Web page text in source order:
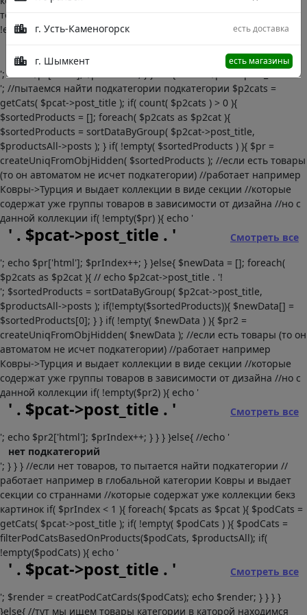
г. Усть-Каменогорск есть доставка
г. Шымкент есть магазины
товаров в зависимости от дизайна //но с данной коллекции if(
!empty($pr) ){ echo '
'; echo $pr['html']; $prIndex++; } }else{ //echo $pcat->post_title . '
'; //пытаемся найти подкатегории подкатегории $p2cats =
getCats( $pcat->post_title ); if( count( $p2cats ) > 0 ){
$sortedProducts = []; foreach( $p2cats as $p2cat ){
$sortedProducts = sortDataByGroup( $p2cat->post_title,
$productsAll->posts ); } if( !empty( $sortedProducts ) ){ $pr =
createUniqFromObjHidden( $sortedProducts ); //если есть товары
(то он автоматом не исчет подкатегории) //работает например
Ковры->Турция и выдает коллекции в виде секции //которые
содержат уже группы товаров в зависимости от дизайна //но с
данной коллекции if( !empty($pr) ){ echo '
' . $pcat->post_title . '
Смотреть все
'; echo $pr['html']; $prIndex++; } }else{ $newData = []; foreach(
$p2cats as $p2cat ){ // echo $p2cat->post_title . '!
'; $sortedProducts = sortDataByGroup( $p2cat->post_title,
$productsAll->posts ); if(!empty($sortedProducts)){ $newData[] =
$sortedProducts[0]; } } if( !empty( $newData ) ){ $pr2 =
createUniqFromObjHidden( $newData ); //если есть товары (то он
автоматом не исчет подкатегории) //работает например
Ковры->Турция и выдает коллекции в виде секции //которые
содержат уже группы товаров в зависимости от дизайна //но с
данной коллекции if( !empty($pr2) ){ echo '
' . $pcat->post_title . '
Смотреть все
'; echo $pr2['html']; $prIndex++; } } } }else{ //echo '
нет подкатегорий
'; } } } //если нет товаров, то пытается найти подкатегории //
работает например в глобальной категории Ковры и выдает
секции со страннами //которые содержат уже коллекции бекз
картинок if( $prIndex < 1 ){ foreach( $pcats as $pcat ){ $podCats =
getCats( $pcat->post_title ); if( !empty( $podCats ) ){ $podCats =
filterPodCatsBasedOnProducts($podCats, $productsAll); if(
!empty($podCats) ){ echo '
' . $pcat->post_title . '
Смотреть все
'; $render = creatPodCatCards($podCats); echo $render; } } } }
}else{ //тут мы ищем товары категории в каторой находимся